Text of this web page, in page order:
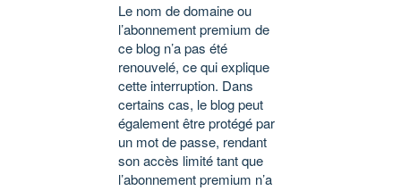
Le nom de domaine ou
l’abonnement premium de
ce blog n’a pas été
renouvelé, ce qui explique
cette interruption. Dans
certains cas, le blog peut
également être protégé par
un mot de passe, rendant
son accès limité tant que
l’abonnement premium n’a